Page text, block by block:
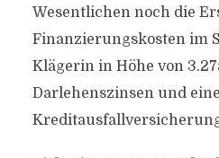
Wesentlichen noch die
Finanzierungskosten im
Klägerin in Höhe von
Darlehenszinsen und eine